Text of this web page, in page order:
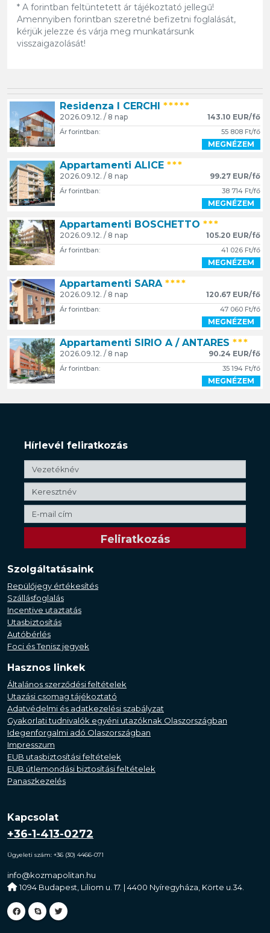
* A forintban feltüntetett ár tájékoztató jellegű!
Amennyiben forintban szeretné befizetni foglalását,
kérjük jelezze és várja meg munkatársunk
visszaigazolását!
Residenza I CERCHI *****
2026.09.12. / 8 nap 143.10 EUR/fő
Ár forintban: 55 808 Ft/fő
MEGNÉZEM
Appartamenti ALICE ***
2026.09.12. / 8 nap 99.27 EUR/fő
Ár forintban: 38 714 Ft/fő
MEGNÉZEM
Appartamenti BOSCHETTO ***
2026.09.12. / 8 nap 105.20 EUR/fő
Ár forintban: 41 026 Ft/fő
MEGNÉZEM
Appartamenti SARA ****
2026.09.12. / 8 nap 120.67 EUR/fő
Ár forintban: 47 060 Ft/fő
MEGNÉZEM
Appartamenti SIRIO A / ANTARES ***
2026.09.12. / 8 nap 90.24 EUR/fő
Ár forintban: 35 194 Ft/fő
MEGNÉZEM
Hírlevél feliratkozás
Szolgáltatásaink
Repülőjegy értékesítés
Szállásfoglalás
Incentive utaztatás
Utasbiztosítás
Autóbérlés
Foci és Tenisz jegyek
Hasznos linkek
Általános szerződési feltételek
Utazási csomag tájékoztató
Adatvédelmi és adatkezelési szabályzat
Gyakorlati tudnivalók egyéni utazóknak Olaszországban
Idegenforgalmi adó Olaszországban
Impresszum
EUB utasbiztosítási feltételek
EUB útlemondási biztosítási feltételek
Panaszkezelés
Kapcsolat
+36-1-413-0272
Ügyeleti szám: +36 (30) 4466-071
info@kozmapolitan.hu
1094 Budapest, Liliom u. 17. | 4400 Nyíregyháza, Körte u.34.